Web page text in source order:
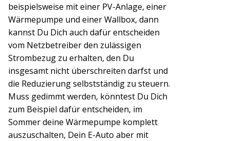
beispielsweise mit einer PV-Anlage, einer
Wärmepumpe und einer Wallbox, dann
kannst Du Dich auch dafür entscheiden
vom Netzbetreiber den zulässigen
Strombezug zu erhalten, den Du
insgesamt nicht überschreiten darfst und
die Reduzierung selbstständig zu steuern.
Muss gedimmt werden, könntest Du Dich
zum Beispiel dafür entscheiden, im
Sommer deine Wärmepumpe komplett
auszuschalten, Dein E-Auto aber mit